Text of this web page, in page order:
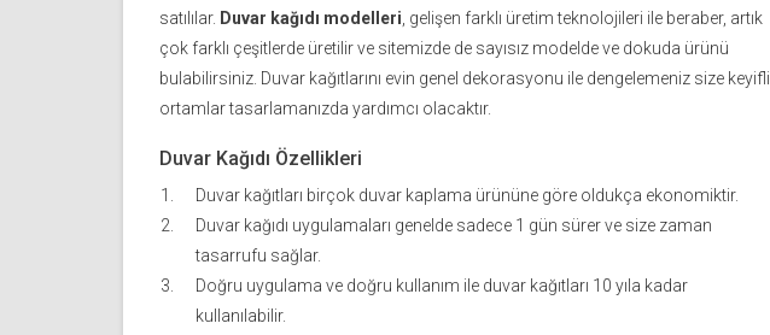
satılılar. Duvar kağıdı modelleri, gelişen farklı üretim teknolojileri ile beraber, artık
çok farklı çeşitlerde üretilir ve sitemizde de sayısız modelde ve dokuda ürünü
bulabilirsiniz. Duvar kağıtlarını evin genel dekorasyonu ile dengelemeniz size keyifli
ortamlar tasarlamanızda yardımcı olacaktır.
Duvar Kağıdı Özellikleri
Duvar kağıtları birçok duvar kaplama ürününe göre oldukça ekonomiktir.
Duvar kağıdı uygulamaları genelde sadece 1 gün sürer ve size zaman
tasarrufu sağlar.
Doğru uygulama ve doğru kullanım ile duvar kağıtları 10 yıla kadar
kullanılabilir.